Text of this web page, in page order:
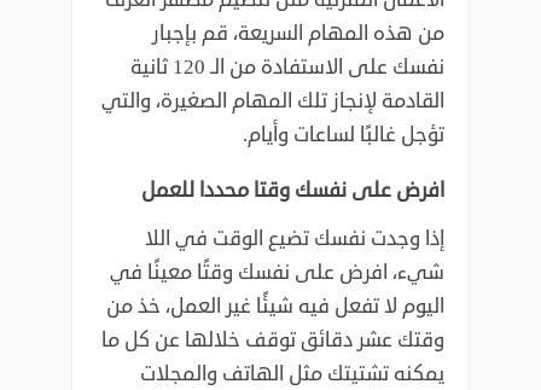
من هذه المهام ‏السريعة، قم بإجبار
نفسك على الاستفادة من الـ 120 ثانية
القادمة لإنجاز تلك المهام الصغيرة، والتي
تؤجل ‏غالبًا لساعات وأيام‎.‎
افرض على نفسك وقتا محددا للعمل
إذا وجدت نفسك تضيع الوقت في اللا
شيء، افرض على نفسك وقتًا معينًا في
اليوم لا تفعل فيه شيئًا غير ‏العمل، خذ من
وقتك عشر دقائق توقف خلالها عن كل ما
يمكنه تشتيتك مثل الهاتف والمجلات